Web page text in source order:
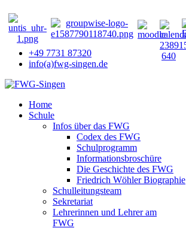
+49 7731 87320
info(a)fwg-singen.de
Home
Schule
Infos über das FWG
Codex des FWG
Schulprogramm
Informationsbroschüre
Die Geschichte des FWG
Friedrich Wöhler Biographie
Schulleitungsteam
Sekretariat
Lehrerinnen und Lehrer am
FWG